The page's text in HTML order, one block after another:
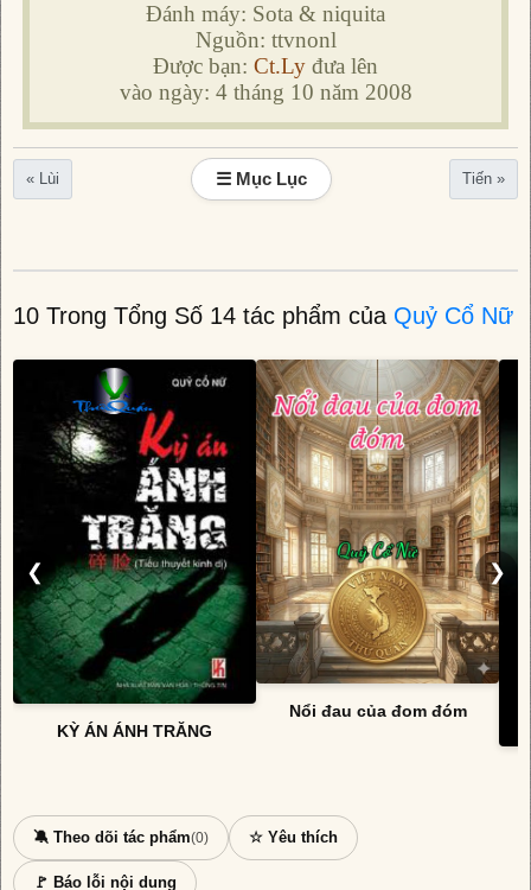
Đánh máy: Sota & niquita
Nguồn: ttvnonl
Được bạn: Ct.Ly đưa lên
vào ngày: 4 tháng 10 năm 2008
« Lùi ☰ Mục Lục Tiến »
10 Trong Tổng Số 14 tác phẩm của Quỷ Cổ Nữ
❮
KỲ ÁN ÁNH TRĂNG
Nổi đau của đom đóm
❯
🔕 Theo dõi tác phẩm(0) ☆ Yêu thích
🚩 Báo lỗi nội dung